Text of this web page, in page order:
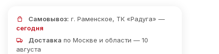
Самовывоз: г. Раменское, ТК «Радуга» —
сегодня
Доставка по Москве и области — 10
августа